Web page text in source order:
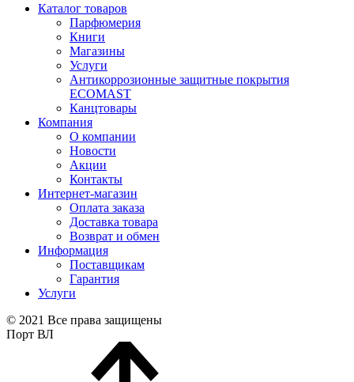
Каталог товаров
Парфюмерия
Книги
Магазины
Услуги
Антикоррозионные защитные покрытия
ECOMAST
Канцтовары
Компания
О компании
Новости
Акции
Контакты
Интернет-магазин
Оплата заказа
Доставка товара
Возврат и обмен
Информация
Поставщикам
Гарантия
Услуги
© 2021 Все права защищены
Порт ВЛ